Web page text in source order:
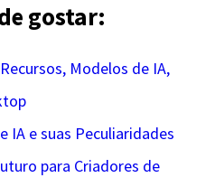
gostar:
Modelos de IA,
IA e suas Peculiaridades
para Criadores de